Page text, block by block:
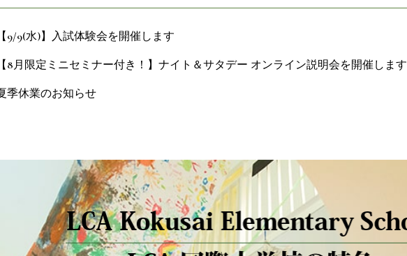
【9/9(水)】入試体験会を開催します
【8月限定ミニセミナー付き！】ナイト＆サタデー オンライン説明会を開催します
季休業のお知らせ